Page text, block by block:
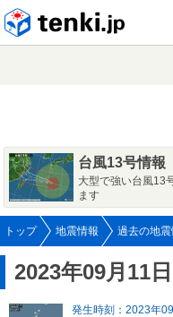
台風13号情報
大型で強い台風13
ます
トップ 地震情報 過去の地震
2023年09月11
発生時刻：2023年